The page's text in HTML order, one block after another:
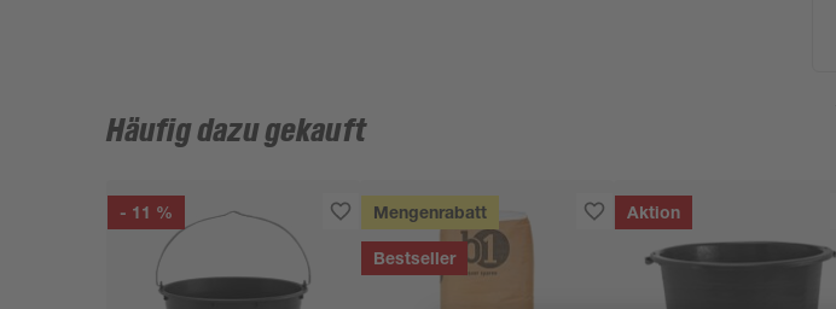
Häufig dazu gekauft
- 11 % Mengenrabatt
Bestseller
Aktion